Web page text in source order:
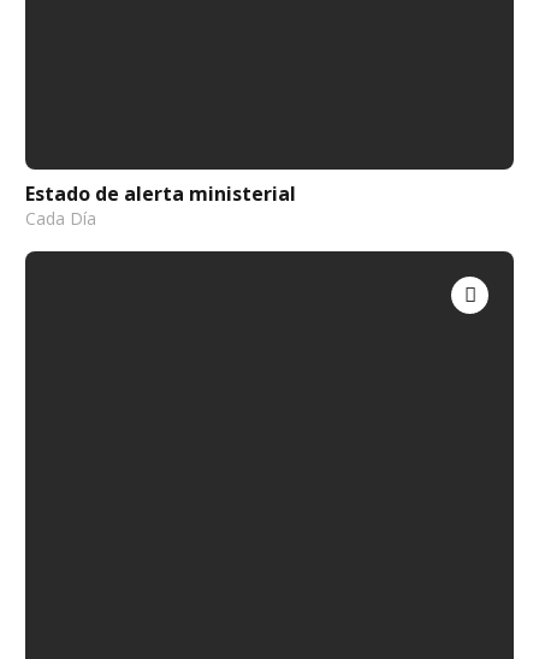
Estado de alerta ministerial
Cada Día